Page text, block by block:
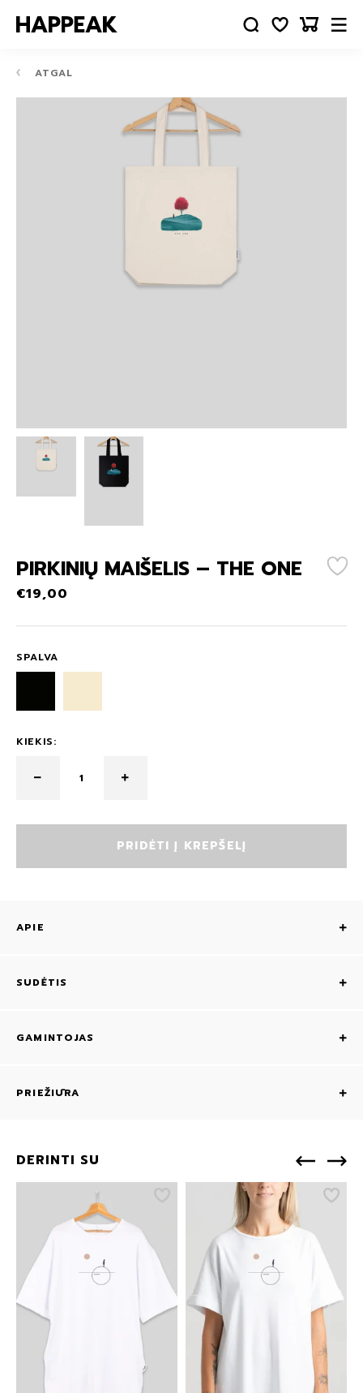
ATGAL
PIRKINIŲ MAIŠELIS – THE ONE
€19,00
SPALVA
KIEKIS:
PRIDĖTI Į KREPŠELĮ
APIE
SUDĖTIS
GAMINTOJAS
PRIEŽIŪRA
DERINTI SU